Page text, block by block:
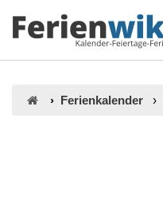
Ferienkalender